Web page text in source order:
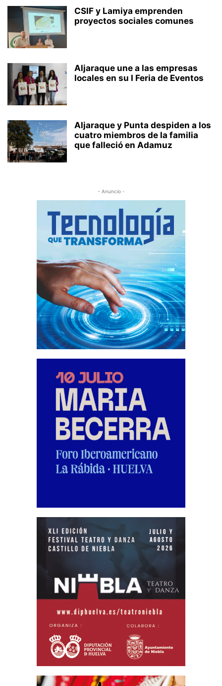
CSIF y Lamiya emprenden
proyectos sociales comunes
Aljaraque une a las empresas
locales en su I Feria de Eventos
Aljaraque y Punta despiden a los
cuatro miembros de la familia
que falleció en Adamuz
- Anuncio -